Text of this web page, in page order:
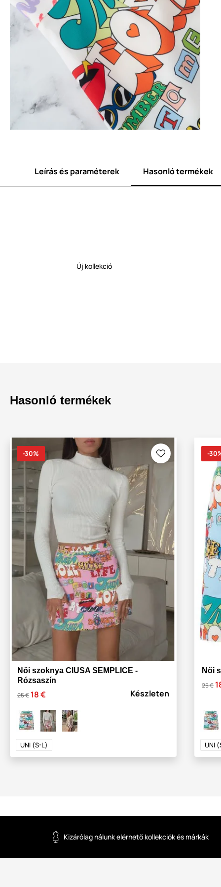
Leírás és paraméterek Hasonló termékek
Új kollekció
Hasonló termékek
-30%
Női szoknya CIUSA SEMPLICE -
Rózsaszín
25 € 18 € Készleten
UNI (S-L)
-
Női
25 €
UNI
Kizárólag nálunk elérhető kollekciók és márkák